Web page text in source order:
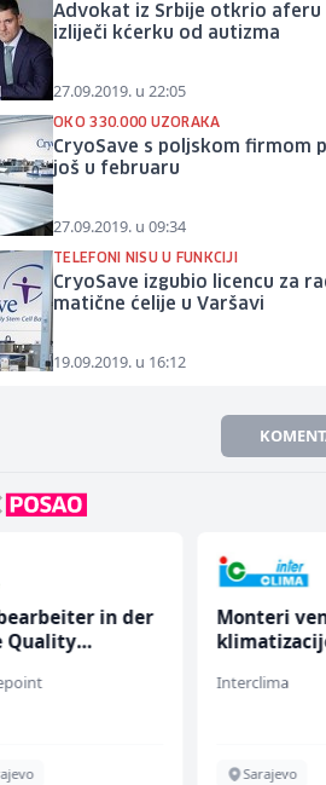
Advokat iz Srbije otkrio aferu
izliječi kćerku od autizma
27.09.2019. u 22:05
OKO 330.000 UZORAKA
CryoSave s poljskom firmom
još u februaru
27.09.2019. u 09:34
TELEFONI NISU U FUNKCIJI
CryoSave izgubio licencu za
matične ćelije u Varšavi
19.09.2019. u 16:12
in der
Quality
Monteri
Interclima
Sarajevo